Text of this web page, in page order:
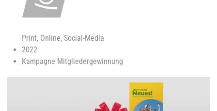
Print, Online, Social-Media
2022
Kampagne Mitgliedergewinnung